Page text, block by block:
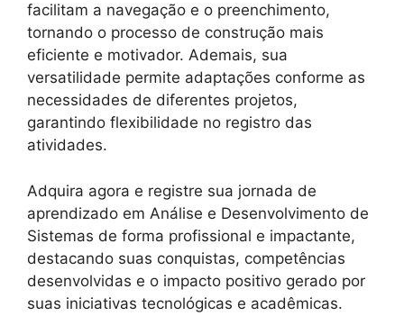
facilitam a navegação e o preenchimento,
tornando o processo de construção mais
eficiente e motivador. Ademais, sua
versatilidade permite adaptações conforme as
necessidades de diferentes projetos,
garantindo flexibilidade no registro das
atividades.
Adquira agora e registre sua jornada de
aprendizado em Análise e Desenvolvimento de
Sistemas de forma profissional e impactante,
destacando suas conquistas, competências
desenvolvidas e o impacto positivo gerado por
suas iniciativas tecnológicas e acadêmicas.